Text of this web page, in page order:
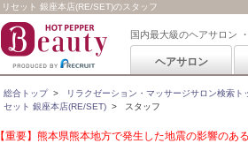
リセット 銀座本店(RE/SET)のスタッフ
国内最大級のヘアサロン
ヘアサロン
総合トップ> リラクゼーション・マッサージサロン検索ト
セット 銀座本店(RE/SET) > スタッフ
【重要】熊本県熊本地方で発生した地震の影響のあ